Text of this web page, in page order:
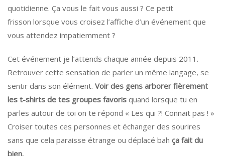
quotidienne. Ça vous le fait vous aussi ? Ce petit
frisson lorsque vous croisez l’affiche d’un événement que
vous attendez impatiemment ?
Cet événement je l’attends chaque année depuis 2011.
Retrouver cette sensation de parler un même langage, se
sentir dans son élément. Voir des gens arborer fièrement
les t-shirts de tes groupes favoris quand lorsque tu en
parles autour de toi on te répond « Les qui ?! Connait pas ! »
Croiser toutes ces personnes et échanger des sourires
sans que cela paraisse étrange ou déplacé bah ça fait du
bien.